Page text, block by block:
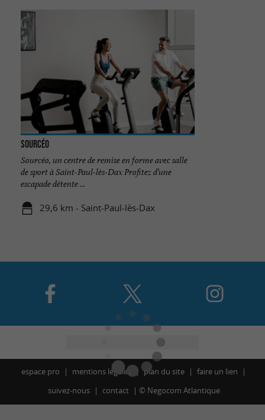
Sourcéo
Sourcéo, un centre de remise en forme avec salle
de sport à Saint-Paul-lès-Dax Profitez d’une
escapade détente ...
29,6 km - Saint-Paul-lès-Dax
espace pro mentions légales plan du site
faire un lien
suivez-nous
contact © Negocom Atlantique